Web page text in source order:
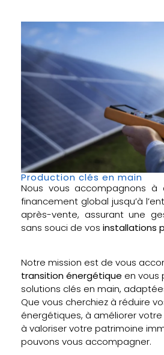
Production clés en main
Nous vous accompagnons à
financement global jusqu’à
après-vente, assurant une
sans souci de vos installations
Notre mission est de vous
transition énergétique en vous
solutions clés en main,
Que vous cherchiez à réduire
énergétiques, à améliorer
à valoriser votre patrimoine
pouvons vous accompagner.